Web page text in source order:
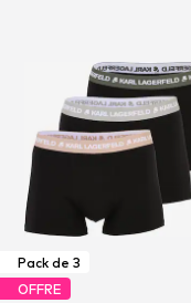
Pack de 3
OFFRE